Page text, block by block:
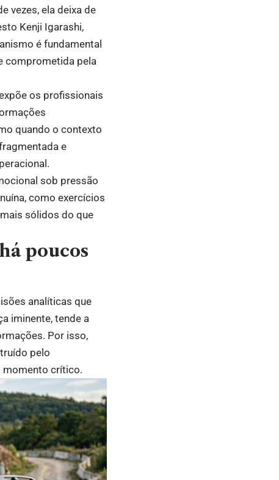
vezes, ela deixa de
Kenji Igarashi,
é fundamental
comprometida pela
os profissionais
quando o contexto
e
sob pressão
como exercícios
sólidos do que
poucos
analíticas que
iminente, tende a
Por isso,
pelo
momento crítico.